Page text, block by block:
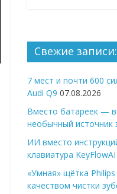
Свежие записи:
7 мест и почти 600
Audi Q9 07.08.2026
Вместо батареек —
необычный источник
ИИ вместо
клавиатура KeyFlowAI
«Умная» щётка
качеством чистки